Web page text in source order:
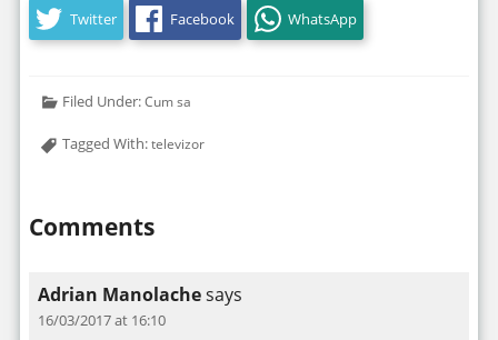
Twitter Facebook WhatsApp
Filed Under:Cum sa
Tagged With:televizor
Comments
Adrian Manolachesays
16/03/2017 at 16:10